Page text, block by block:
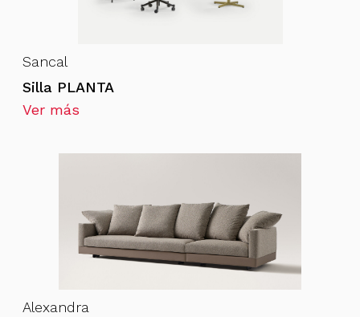
Sancal
Silla PLANTA
Ver más
Alexandra